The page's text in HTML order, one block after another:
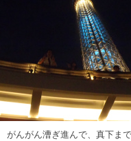
がんがん漕ぎ進んで、真下まで